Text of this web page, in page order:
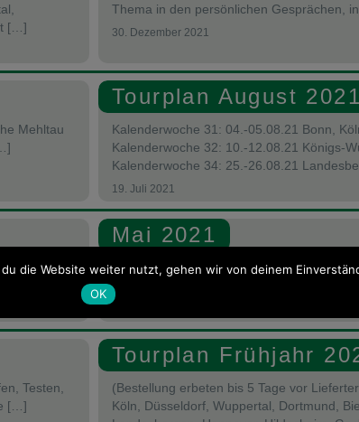
[…]
Thema in den persönlichen Gesprächen,
30. Dezember 2021
Mehltau
Tourplan August 2021
Kalenderwoche 31: 04.-05.08.21 Bonn,
Kalenderwoche 32: 10.-12.08.21 Königs-
Kalenderwoche 34: 25.-26.08.21
19. Juli 2021
Energie
Mai 2021
Der Keller ist bis auf wenige Ausnahmen
mit unserem eingespielten Team prima
Testen,
[…]
Tourplan Frühjahr
(Bestellung erbeten bis 5 Tage vor
Köln, Düsseldorf, Wuppertal, Dortmund,
die Website weiter nutzt, gehen wir von deinem
OK